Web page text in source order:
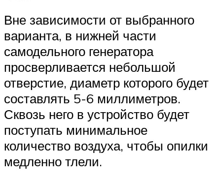
Вне зависимости от выбранного
варианта, в нижней части
самодельного генератора
просверливается небольшой
отверстие, диаметр которого будет
составлять 5-6 миллиметров.
Сквозь него в устройство будет
поступать минимальное
количество воздуха, чтобы опилки
медленно тлели.